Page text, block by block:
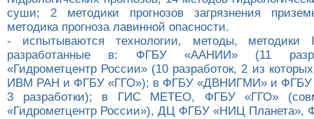
суши; 2 методики прогнозов загрязнения
методика прогноза лавинной опасности.
- испытываются технологии, методы,
разработанные в: ФГБУ «ААНИИ» (11
«Гидрометцентр России» (10 разработок, 2 из
ИВМ РАН и ФГБУ «ГГО»); в ФГБУ «ДВНИГМИ» и
3 разработки); в ГИС МЕТЕО, ФГБУ «ГГО»
«Гидрометцентр России»), ДЦ ФГБУ «НИЦ